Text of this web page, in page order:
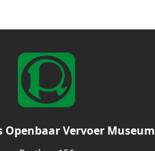
Openbaar Vervoer Museum